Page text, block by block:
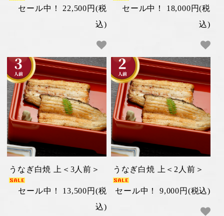
セール中！ 22,500円(税
込)
セール中！ 18,000円(税
込)
うなぎ白焼 上＜3人前＞
セール中！ 13,500円(税
込)
うなぎ白焼 上＜2人前＞
セール中！ 9,000円(税込)